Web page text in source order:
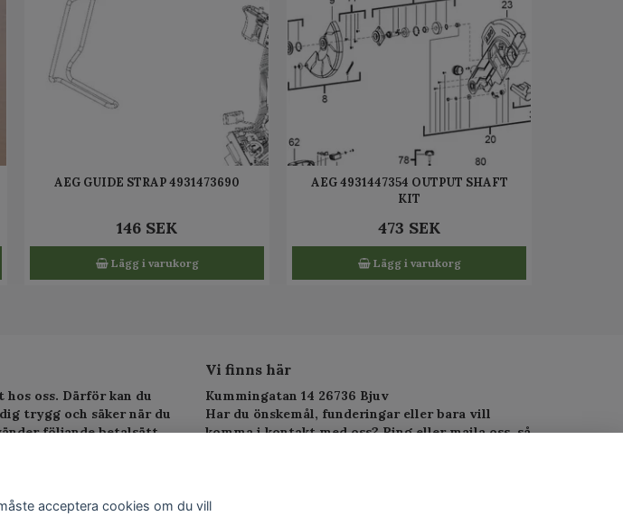
AEG GUIDE STRAP 4931473690
146 SEK
Lägg i varukorg
AEG 4931447354 OUTPUT SHAFT
KIT
473 SEK
Lägg i varukorg
oss. Därför kan du
trygg och säker när du
följande betalsätt.
Vi finns här
Kummingatan 14 26736 Bjuv
Har du önskemål, funderingar eller bara vill
komma i kontakt med oss? Ring eller maila oss, så
acceptera cookies om du vill